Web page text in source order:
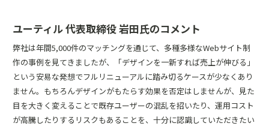
ユーティル 代表取締役 岩田氏のコメント
弊社は年間5,000件のマッチングを通じて、多種多様なWebサイト制
作の事例を見てきましたが、「デザインを一新すれば売上が伸びる」
という安易な発想でフルリニューアルに踏み切るケースが少なくあり
ません。もちろんデザインがもたらす効果を否定はしませんが、見た
目を大きく変えることで既存ユーザーの混乱を招いたり、運用コスト
が高騰したりするリスクもあることを、十分に認識していただきたい